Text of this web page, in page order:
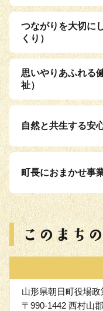
つながりを大切に
くり）
思いやりあふれる
祉）
自然と共生する安
町長におまかせ事
山形県朝日町役場
〒990-1442 西村山